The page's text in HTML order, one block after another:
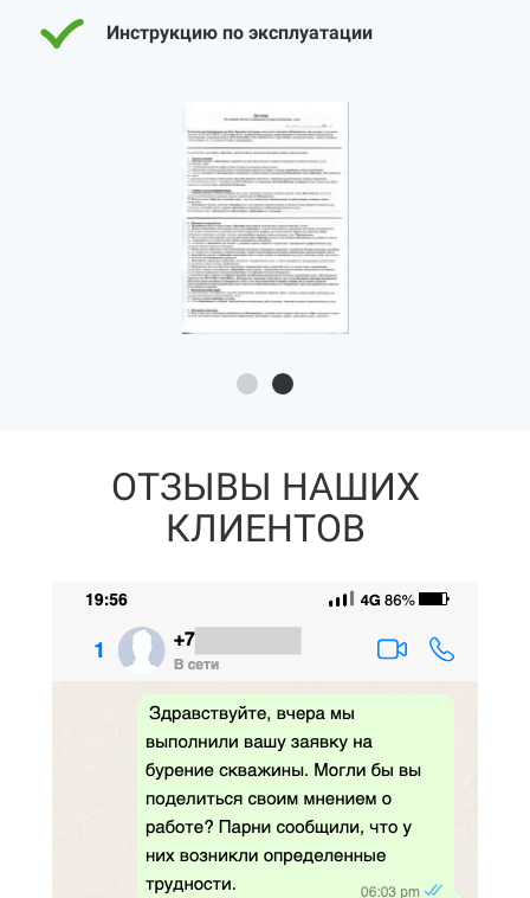
Инструкцию по эксплуатации
ОТЗЫВЫ НАШИХ
КЛИЕНТОВ